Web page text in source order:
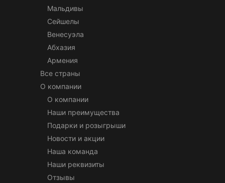
Мальдивы
Сейшелы
Венесуэла
Абхазия
Армения
Все страны
О компании
О компании
Наши преимущества
Подарки и розыгрыши
Новости и акции
Наша команда
Наши реквизиты
Отзывы